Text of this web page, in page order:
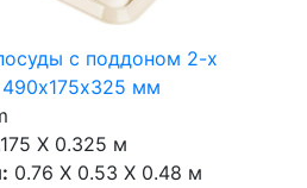
с поддоном 2-х
мм
X 0.325 м
0.76 X 0.53 X 0.48 м